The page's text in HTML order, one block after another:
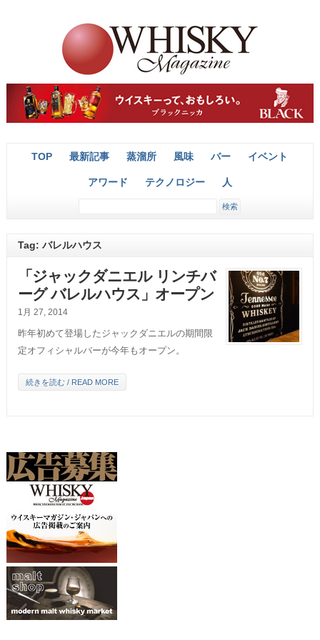
TOP 最新記事 蒸溜所 風味 バー イベント
アワード テクノロジー 人
Tag: バレルハウス
「ジャックダニエル リンチバ
ーグ バレルハウス」オープン
1月 27, 2014
昨年初めて登場したジャックダニエルの期間限
定オフィシャルバーが今年もオープン。
続きを読む / READ MORE